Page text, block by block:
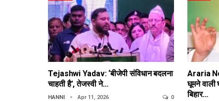
Tejashwi Yadav: ‘बीजेपी संविधान बदलना
चाहती है’, तेजस्वी ने…
HANNI Apr 11, 2026 0
Araria
घूमने वाली
बिहार…